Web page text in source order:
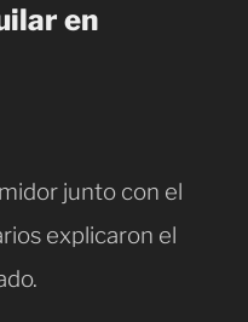
en
junto con el
explicaron el